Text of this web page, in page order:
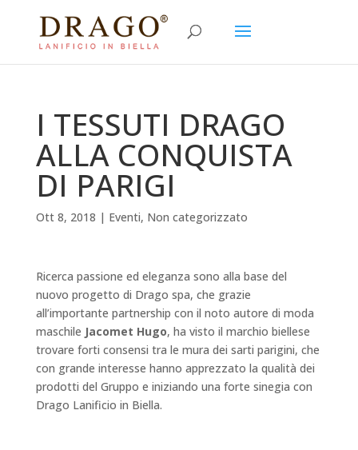
I TESSUTI DRAGO
ALLA CONQUISTA
DI PARIGI
Ott 8, 2018 | Eventi, Non categorizzato
Ricerca passione ed eleganza sono alla base del
nuovo progetto di Drago spa, che grazie
all’importante partnership con il noto autore di moda
maschile Jacomet Hugo, ha visto il marchio biellese
trovare forti consensi tra le mura dei sarti parigini, che
con grande interesse hanno apprezzato la qualità dei
prodotti del Gruppo e iniziando una forte sinegia con
Drago Lanificio in Biella.